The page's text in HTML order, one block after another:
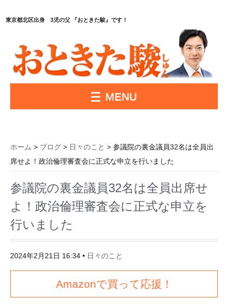
東京都北区出身 3児の父 『おときた駿』です！
MENU
ホーム > ブログ > 日々のこと > 参議院の裏金議員32名は全員出
席せよ！政治倫理審査会に正式な申立を行いました
参議院の裏金議員32名は全員出席せ
よ！政治倫理審査会に正式な申立を
行いました
2024年2月21日 16:34 • 日々のこと
Amazonで買って応援！